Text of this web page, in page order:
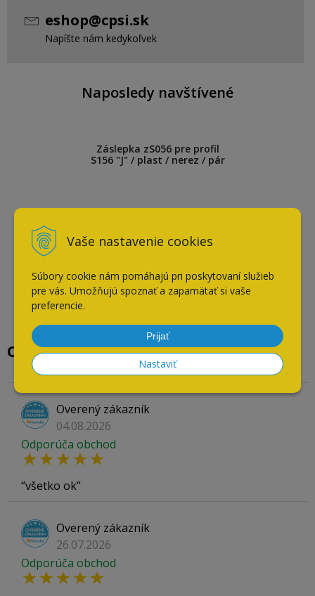
Vaše nastavenie cookies
Súbory cookie nám pomáhajú pri poskytovaní služieb
pre vás. Umožňujú spoznať a zapamätať si vaše
preferencie.
Prijať
Nastaviť
eshop@cpsi.sk
Napíšte nám kedykoľvek
Naposledy navštívené
Záslepka zS056 pre profil
S156 "J" / plast / nerez / pár
Overené našimi zákazníkmi
Overený zákazník
04.08.2026
Odporúča obchod
všetko ok
Overený zákazník
26.07.2026
Odporúča obchod